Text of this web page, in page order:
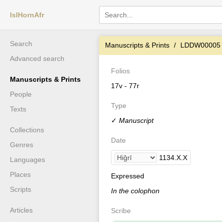
IslHornAfr
Search
Advanced search
Manuscripts & Prints
People
Texts
Collections
Genres
Languages
Places
Scripts
Articles
Manuscripts & Prints LDDW00005
Folios
17v - 77r
Type
✓ Manuscript
Date
1134 X X
Expressed
In the colophon
Scribe